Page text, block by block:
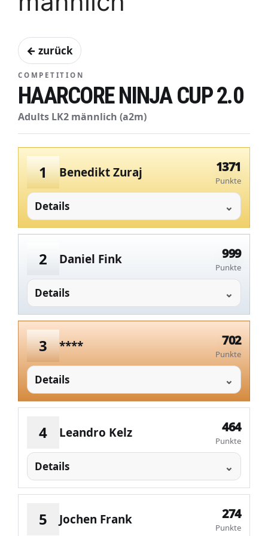
← zurück
COMPETITION
HAARCORE NINJA CUP 2.0
Adults LK2 männlich (a2m)
1 Benedikt Zuraj 1371
Punkte
Details
2 Daniel Fink 999
Punkte
Details
3 **** 702
Punkte
Details
4 Leandro Kelz 464
Punkte
Details
5 Jochen Frank 274
Punkte